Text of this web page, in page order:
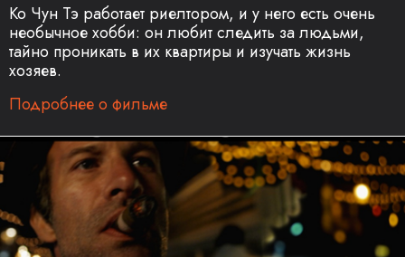
Ко Чун Тэ работает риелтором, и у него есть очень
необычное хобби: он любит следить за людьми,
тайно проникать в их квартиры и изучать жизнь
хозяев.
Подробнее о фильме